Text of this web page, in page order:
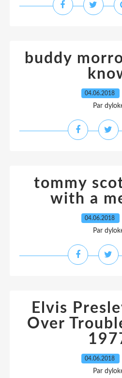
buddy
04.06.2018
Par
tommy
with a
04.06.2018
Par
Elvis
Over
04.06.2018
Par